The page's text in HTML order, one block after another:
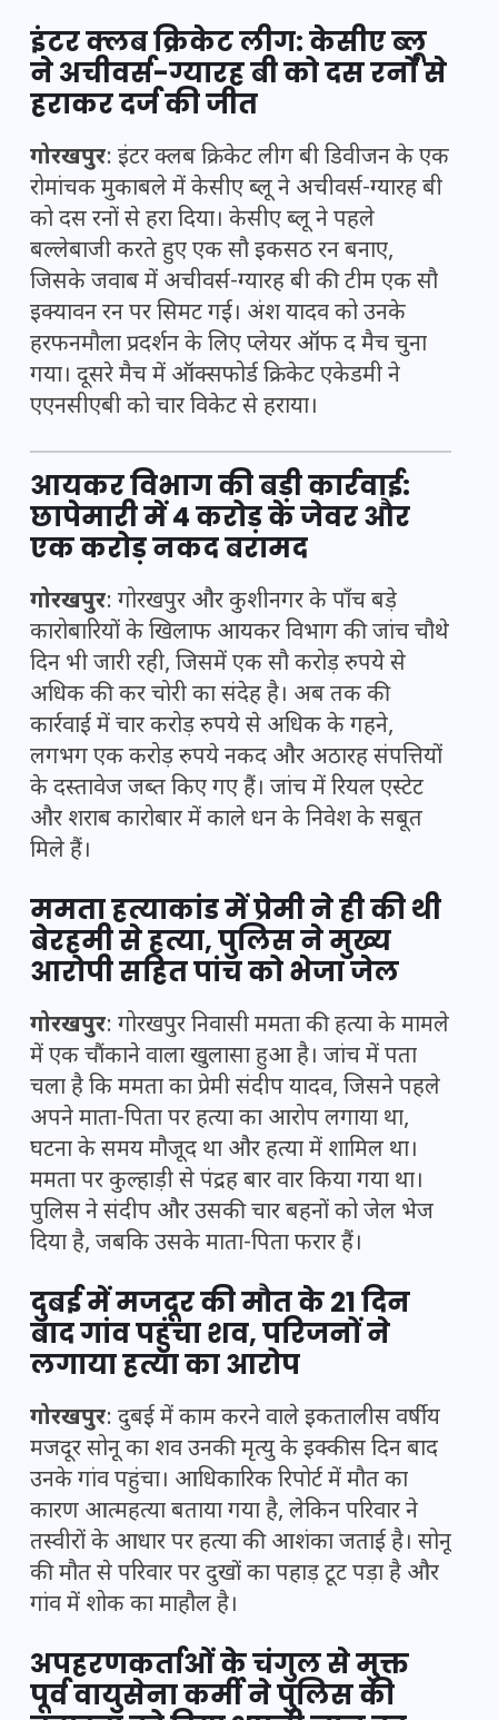
इंटर क्लब क्रिकेट लीग: केसीए ब्लू
ने अचीवर्स-ग्यारह बी को दस रनों से
हराकर दर्ज की जीत
गोरखपुर: इंटर क्लब क्रिकेट लीग बी डिवीजन के एक
रोमांचक मुकाबले में केसीए ब्लू ने अचीवर्स-ग्यारह बी
को दस रनों से हरा दिया। केसीए ब्लू ने पहले
बल्लेबाजी करते हुए एक सौ इकसठ रन बनाए,
जिसके जवाब में अचीवर्स-ग्यारह बी की टीम एक सौ
इक्यावन रन पर सिमट गई। अंश यादव को उनके
हरफनमौला प्रदर्शन के लिए प्लेयर ऑफ द मैच चुना
गया। दूसरे मैच में ऑक्सफोर्ड क्रिकेट एकेडमी ने
एएनसीएबी को चार विकेट से हराया।
आयकर विभाग की बड़ी कार्रवाई:
छापेमारी में 4 करोड़ के जेवर और
एक करोड़ नकद बरामद
गोरखपुर: गोरखपुर और कुशीनगर के पाँच बड़े
कारोबारियों के खिलाफ आयकर विभाग की जांच चौथे
दिन भी जारी रही, जिसमें एक सौ करोड़ रुपये से
अधिक की कर चोरी का संदेह है। अब तक की
कार्रवाई में चार करोड़ रुपये से अधिक के गहने,
लगभग एक करोड़ रुपये नकद और अठारह संपत्तियों
के दस्तावेज जब्त किए गए हैं। जांच में रियल एस्टेट
और शराब कारोबार में काले धन के निवेश के सबूत
मिले हैं।
ममता हत्याकांड में प्रेमी ने ही की थी
बेरहमी से हत्या, पुलिस ने मुख्य
आरोपी सहित पांच को भेजा जेल
गोरखपुर: गोरखपुर निवासी ममता की हत्या के मामले
में एक चौंकाने वाला खुलासा हुआ है। जांच में पता
चला है कि ममता का प्रेमी संदीप यादव, जिसने पहले
अपने माता-पिता पर हत्या का आरोप लगाया था,
घटना के समय मौजूद था और हत्या में शामिल था।
ममता पर कुल्हाड़ी से पंद्रह बार वार किया गया था।
पुलिस ने संदीप और उसकी चार बहनों को जेल भेज
दिया है, जबकि उसके माता-पिता फरार हैं।
दुबई में मजदूर की मौत के 21 दिन
बाद गांव पहुंचा शव, परिजनों ने
लगाया हत्या का आरोप
गोरखपुर: दुबई में काम करने वाले इकतालीस वर्षीय
मजदूर सोनू का शव उनकी मृत्यु के इक्कीस दिन बाद
उनके गांव पहुंचा। आधिकारिक रिपोर्ट में मौत का
कारण आत्महत्या बताया गया है, लेकिन परिवार ने
तस्वीरों के आधार पर हत्या की आशंका जताई है। सोनू
की मौत से परिवार पर दुखों का पहाड़ टूट पड़ा है और
गांव में शोक का माहौल है।
अपहरणकर्ताओं के चंगुल से मुक्त
पूर्व वायुसेना कर्मी ने पुलिस की